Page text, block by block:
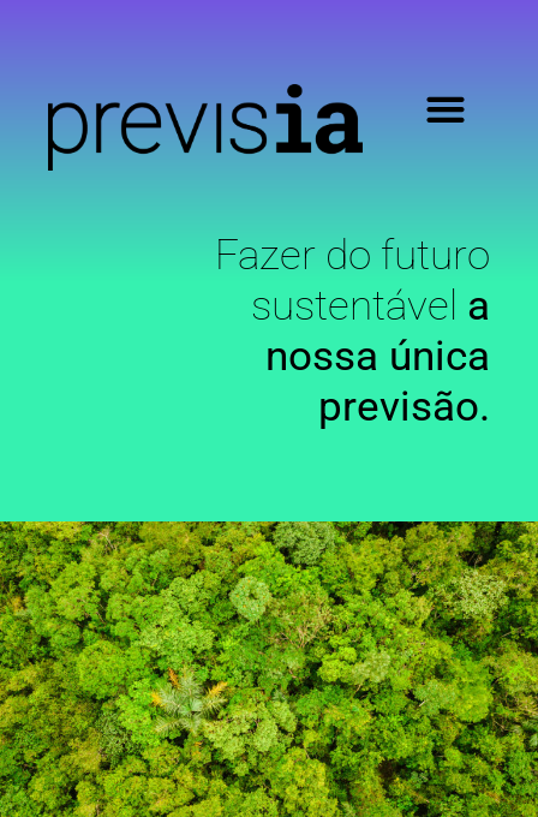
Fazer do futuro
sustentável a
nossa única
previsão.